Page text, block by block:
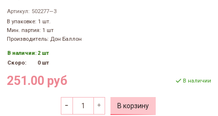
Артикул: 502277—3
В упаковке: 1 шт.
Мин. партия: 1 шт
Производитель: Дон Баллон
В наличии: 2 шт
Скоро:
0 шт
251.00 руб В наличии
В корзину